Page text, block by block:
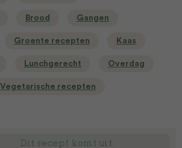
Brood Gangen
Groente recepten Kaas
Lunchgerecht Overdag
Vegetarische recepten
Dit recept komt uit: